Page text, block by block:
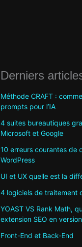
Derniers
Méthode CRAFT :
prompts pour l’IA
4 suites bureautiques
Microsoft et Google
10 erreurs courantes de
WordPress
UI et UX quelle est la
4 logiciels de traitement
YOAST VS Rank Math,
extension SEO en
Front-End et Back-End